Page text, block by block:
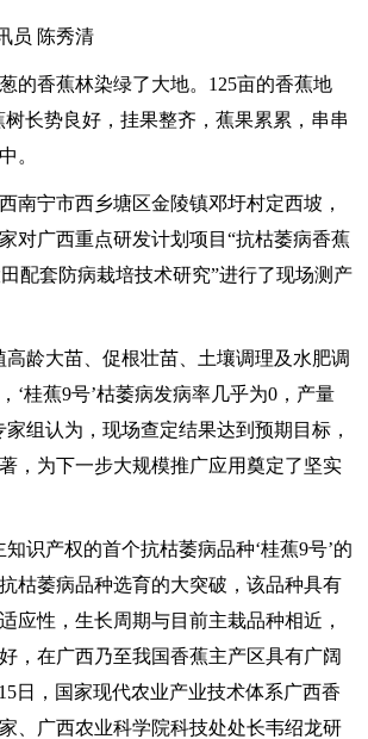
员 陈秀清
香蕉林染绿了大地。125亩的香蕉地
树长势良好，挂果整齐，蕉果累累，串串
。
宁市西乡塘区金陵镇邓圩村定西坡，
对广西重点研发计划项目“抗枯萎病香蕉
田配套防病栽培技术研究”进行了现场测产
龄大苗、促根壮苗、土壤调理及水肥调
‘桂蕉9号’枯萎病发病率几乎为0，产量
家组认为，现场查定结果达到预期目标，
，为下一步大规模推广应用奠定了坚实
产权的首个抗枯萎病品种‘桂蕉9号’的
枯萎病品种选育的大突破，该品种具有
应性，生长周期与目前主栽品种相近，
，在广西乃至我国香蕉主产区具有广阔
日，国家现代农业产业技术体系广西香
、广西农业科学院科技处处长韦绍龙研